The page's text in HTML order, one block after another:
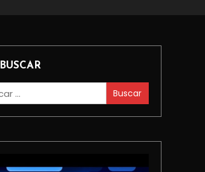
BUSCAR
Buscar: